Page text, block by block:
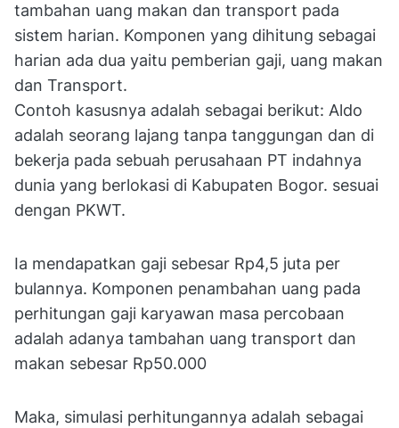
tambahan uang makan dan transport pada
sistem harian. Komponen yang dihitung sebagai
harian ada dua yaitu pemberian gaji, uang makan
dan Transport.
Contoh kasusnya adalah sebagai berikut: Aldo
adalah seorang lajang tanpa tanggungan dan di
bekerja pada sebuah perusahaan PT indahnya
dunia yang berlokasi di Kabupaten Bogor. sesuai
dengan PKWT.
Ia mendapatkan gaji sebesar Rp4,5 juta per
bulannya. Komponen penambahan uang pada
perhitungan gaji karyawan masa percobaan
adalah adanya tambahan uang transport dan
makan sebesar Rp50.000
Maka, simulasi perhitungannya adalah sebagai